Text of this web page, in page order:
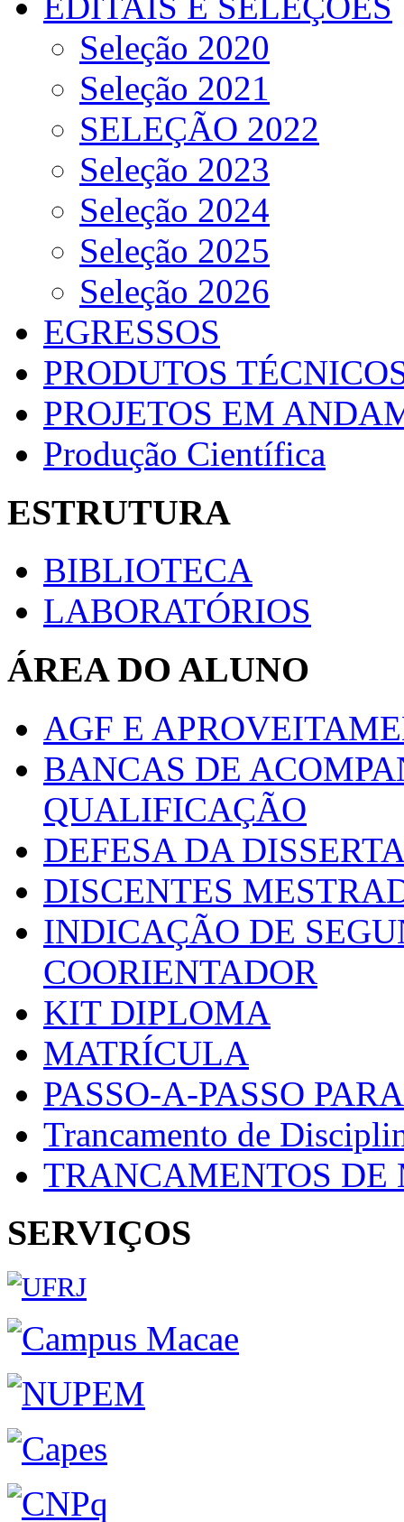
Seleção 2020
Seleção 2021
SELEÇÃO 2022
Seleção 2023
Seleção 2024
Seleção 2025
Seleção 2026
EGRESSOS
PRODUTOS
PROJETOS EM
Produção Científica
ESTRUTURA
BIBLIOTECA
LABORATÓRIOS
ÁREA DO ALUNO
AGF E
BANCAS DE
QUALIFICAÇÃO
DEFESA DA
DISCENTES
INDICAÇÃO DE
COORIENTADOR
KIT DIPLOMA
MATRÍCULA
PASSO-A-PASSO
Trancamento de
TRANCAMENTOS
SERVIÇOS